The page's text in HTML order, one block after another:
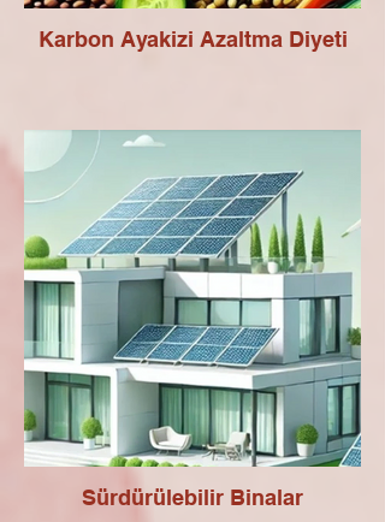
Karbon Ayakizi Azaltma Diyeti
Sürdürülebilir Binalar